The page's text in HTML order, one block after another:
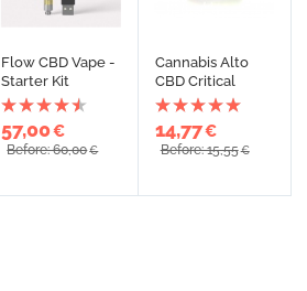
Flow CBD Vape -
Starter Kit
57,00€
Before: 60,00€
Cannabis Alto
CBD Critical
14,77€
Before: 15,55€